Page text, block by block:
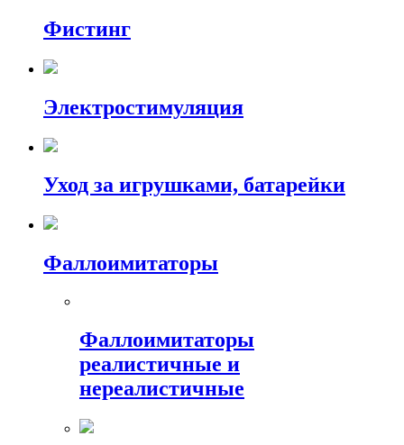
Фистинг
Электростимуляция
Уход за игрушками, батарейки
Фаллоимитаторы
Фаллоимитаторы
реалистичные и
нереалистичные